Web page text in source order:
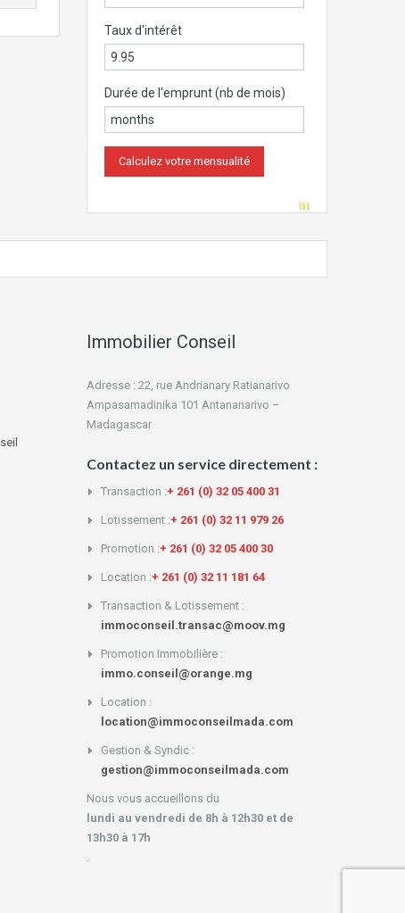
Taux d'intérêt
Durée de l'emprunt (nb de mois)
Immobilier Conseil
Adresse : 22, rue Andrianary Ratianarivo
Ampasamadinika 101 Antananarivo –
Madagascar
Contactez un service directement :
Transaction :+ 261 (0) 32 05 400 31
Lotissement :+ 261 (0) 32 11 979 26
Promotion :+ 261 (0) 32 05 400 30
Location :+ 261 (0) 32 11 181 64
Transaction & Lotissement :
immoconseil.transac@moov.mg
Promotion Immobilière :
immo.conseil@orange.mg
Location :
location@immoconseilmada.com
Gestion & Syndic :
gestion@immoconseilmada.com
Nous vous accueillons du
lundi au vendredi de 8h à 12h30 et de
13h30 à 17h
.